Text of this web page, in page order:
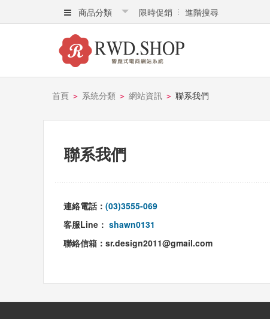
商品分類 限時促銷 進階搜尋
首頁 > 系統分類 > 網站資訊 > 聯系我們
聯系我們
連絡電話： (03)3555-069
客服Line： shawn0131
聯絡信箱：sr.design2011@gmail.com